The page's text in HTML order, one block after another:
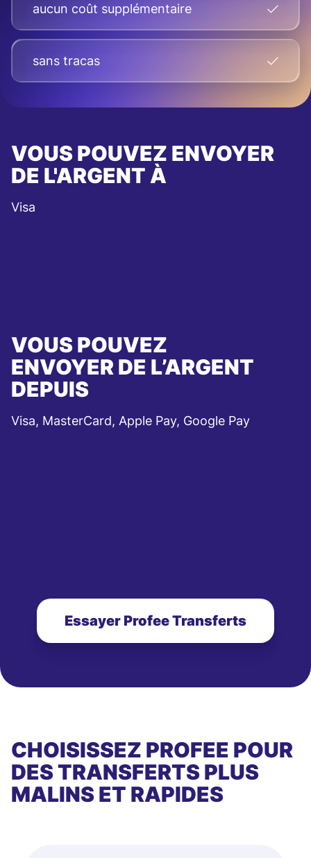
aucun coût supplémentaire
sans tracas
VOUS POUVEZ ENVOYER
DE L'ARGENT À
Visa
VOUS POUVEZ
ENVOYER DE L’ARGENT
DEPUIS
Visa, MasterCard, Apple Pay, Google Pay
Essayer Profee Transferts
CHOISISSEZ PROFEE POUR
DES TRANSFERTS PLUS
MALINS ET RAPIDES